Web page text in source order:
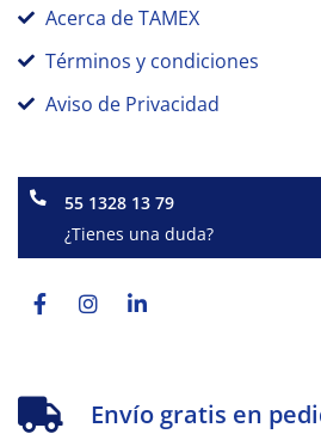
Acerca de TAMEX
Términos y condiciones
Aviso de Privacidad
55 1328 13 79
¿Tienes una duda?
f
Envío gratis en